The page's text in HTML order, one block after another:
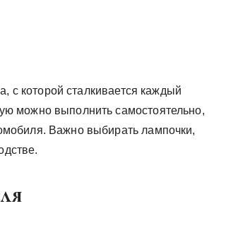
с которой сталкивается каждый
можно выполнить самостоятельно,
Важно выбирать лампочки,